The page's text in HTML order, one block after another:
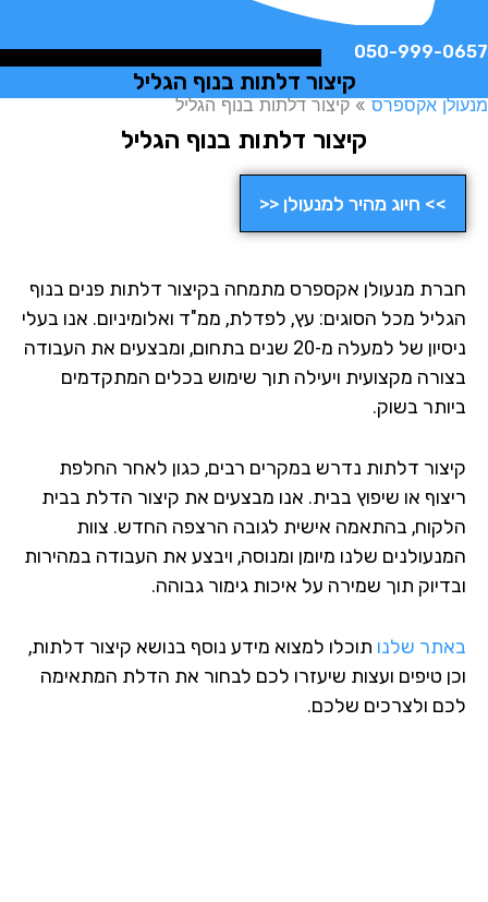
050-999-
קיצור דלתות בנוף הגליל
אקספרס»קיצור דלתות בנוף הגליל
קיצור דלתות בנוף הגליל
>> חיוג מהיר למנעולן <<
מנעולן אקספרס מתמחה בקיצור דלתות פנים בנוף
מכל הסוגים: עץ, לפדלת, ממ"ד ואלומיניום. אנו בעלי
ניסיון של למעלה מ-20 שנים בתחום, ומבצעים את העבודה
מקצועית ויעילה תוך שימוש בכלים המתקדמים
בשוק.
דלתות נדרש במקרים רבים, כגון לאחר החלפת
או שיפוץ בבית. אנו מבצעים את קיצור הדלת בבית
בהתאמה אישית לגובה הרצפה החדש. צוות
שלנו מיומן ומנוסה, ויבצע את העבודה במהירות
תוך שמירה על איכות גימור גבוהה.
שלנו תוכלו למצוא מידע נוסף בנושא קיצור דלתות,
טיפים ועצות שיעזרו לכם לבחור את הדלת המתאימה
ולצרכים שלכם.